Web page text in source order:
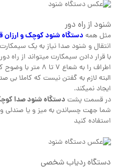
شنود از راه دور
مثل همهدستگاه شنود کوچک و
انتقال و شنود صدا نیاز به یک
با قرار دادن سیمکارت میتواند از راه
اطراف را به شعاع ۷ تا ۸ متر با وضوح کامل و به صورت HD شنود کنید.
البته لازم به گفتن نیست که کاملا
ایجاد نمیکند.
در قسمت پشت دستگاه شنود صدا
شما جهت چسباندن به میز و یا صندلی
استفاده کنید
دستگاه ردیاب شخصی